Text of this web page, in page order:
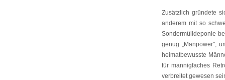
Zusätzlich gründete
anderem mit so
Sondermülldeponie
genug „Manpower",
heimatbewusste
für mannigfaches
verbreitet gewesen